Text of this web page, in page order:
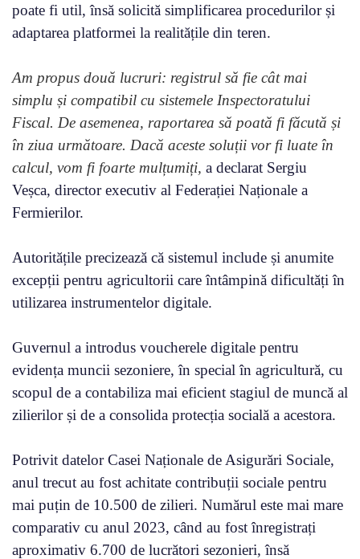
poate fi util, însă solicită simplificarea procedurilor și
adaptarea platformei la realitățile din teren.
Am propus două lucruri: registrul să fie cât mai
simplu și compatibil cu sistemele Inspectoratului
Fiscal. De asemenea, raportarea să poată fi făcută și
în ziua următoare. Dacă aceste soluții vor fi luate în
calcul, vom fi foarte mulțumiți, a declarat Sergiu
Veșca, director executiv al Federației Naționale a
Fermierilor.
Autoritățile precizează că sistemul include și anumite
excepții pentru agricultorii care întâmpină dificultăți în
utilizarea instrumentelor digitale.
Guvernul a introdus voucherele digitale pentru
evidența muncii sezoniere, în special în agricultură, cu
scopul de a contabiliza mai eficient stagiul de muncă al
zilierilor și de a consolida protecția socială a acestora.
Potrivit datelor Casei Naționale de Asigurări Sociale,
anul trecut au fost achitate contribuții sociale pentru
mai puțin de 10.500 de zilieri. Numărul este mai mare
comparativ cu anul 2023, când au fost înregistrați
aproximativ 6.700 de lucrători sezonieri, însă